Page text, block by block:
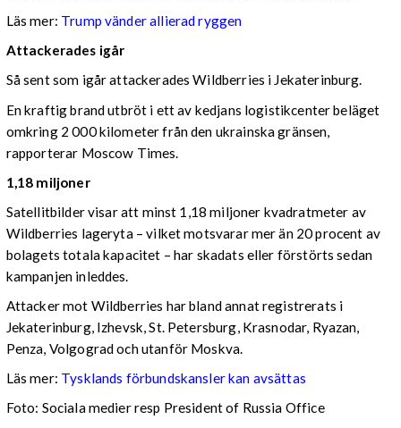
Läs mer: Trump vänder allierad ryggen
Attackerades igår
Så sent som igår attackerades Wildberries i Jekaterinburg.
En kraftig brand utbröt i ett av kedjans logistikcenter beläget
omkring 2 000 kilometer från den ukrainska gränsen,
rapporterar Moscow Times.
1,18 miljoner
Satellitbilder visar att minst 1,18 miljoner kvadratmeter av
Wildberries lageryta – vilket motsvarar mer än 20 procent av
bolagets totala kapacitet – har skadats eller förstörts sedan
kampanjen inleddes.
Attacker mot Wildberries har bland annat registrerats i
Jekaterinburg, Izhevsk, St. Petersburg, Krasnodar, Ryazan,
Penza, Volgograd och utanför Moskva.
Läs mer: Tysklands förbundskansler kan avsättas
Foto: Sociala medier resp President of Russia Office